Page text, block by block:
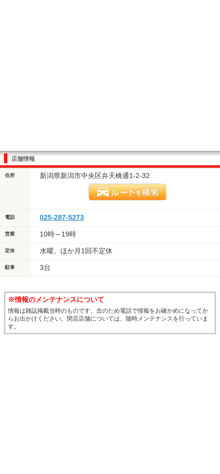
店舗情報
住所 新潟県新潟市中央区弁天橋通1-2-32
電話 025-287-5273
営業 10時～19時
定休 水曜、ほか月1回不定休
駐車 3台
※情報のメンテナンスについて
情報は雑誌掲載当時のものです。念のため電話で情報をお確かめになってか
らお出かけください。閉店店舗については、随時メンテナンスを行っていま
す。